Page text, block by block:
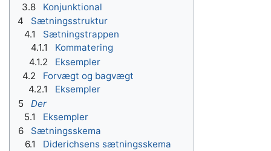
3.8
Konjunktional
4
Sætningsstruktur
4.1
Sætningstrappen
4.1.1
Kommatering
4.1.2
Eksempler
4.2
Forvægt og bagvægt
4.2.1
Eksempler
5
Der
5.1
Eksempler
6
Sætningsskema
6.1
Diderichsens sætningsskema